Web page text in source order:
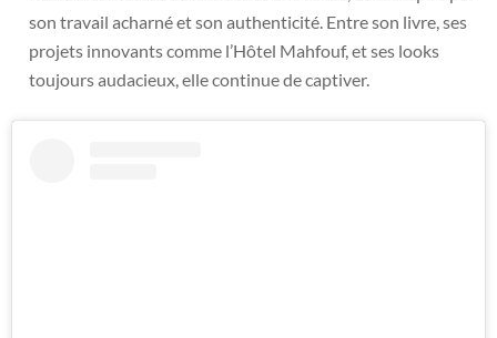
son travail acharné et son authenticité. Entre son livre, ses
projets innovants comme l’Hôtel Mahfouf, et ses looks
toujours audacieux, elle continue de captiver.